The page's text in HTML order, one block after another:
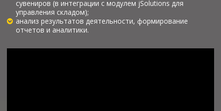
сувениров (в интеграции с модулем jSolutions для
управления складом);
анализ результатов деятельности, формирование
отчетов и аналитики.